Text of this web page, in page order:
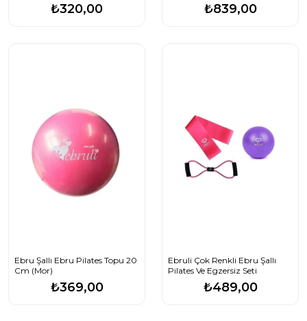
₺320,00 ₺839,00
Ebru Şallı Ebru Pilates Topu 20
Cm (Mor)
₺369,00
Ebruli Çok Renkli Ebru Şallı
Pilates Ve Egzersiz Seti
₺489,00